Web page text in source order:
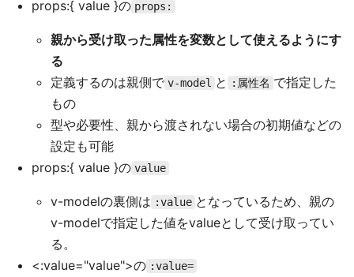
props:{ value }の props:
親から受け取った属性を変数として使えるようにす
る
定義するのは親側で v-model と :属性名 で指定した
もの
型や必要性、親から渡されない場合の初期値などの
設定も可能
props:{ value }の value
v-modelの裏側は :value となっているため、親の
v-modelで指定した値をvalueとして受け取ってい
る。
<:value="value">の :value=